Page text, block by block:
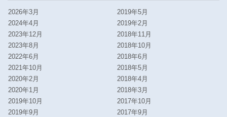
2026年3月
2024年4月
2023年12月
2023年8月
2022年6月
2021年10月
2020年2月
2020年1月
2019年10月
2019年9月
2019年5月
2019年2月
2018年11月
2018年10月
2018年6月
2018年5月
2018年4月
2018年3月
2017年10月
2017年9月